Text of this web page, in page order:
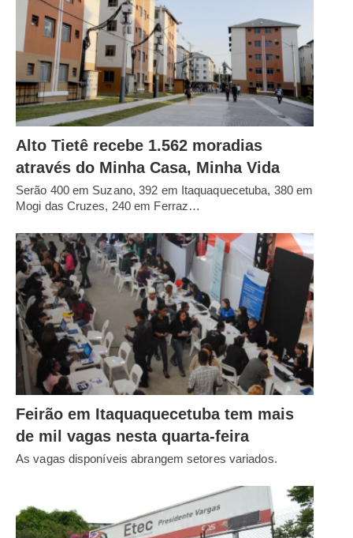
Alto Tietê recebe 1.562 moradias
através do Minha Casa, Minha Vida
Serão 400 em Suzano, 392 em Itaquaquecetuba, 380 em
Mogi das Cruzes, 240 em Ferraz…
Feirão em Itaquaquecetuba tem mais
de mil vagas nesta quarta-feira
As vagas disponíveis abrangem setores variados.